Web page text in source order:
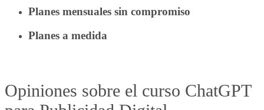
Planes mensuales sin compromiso
Planes a medida
Opiniones sobre el curso ChatGPT